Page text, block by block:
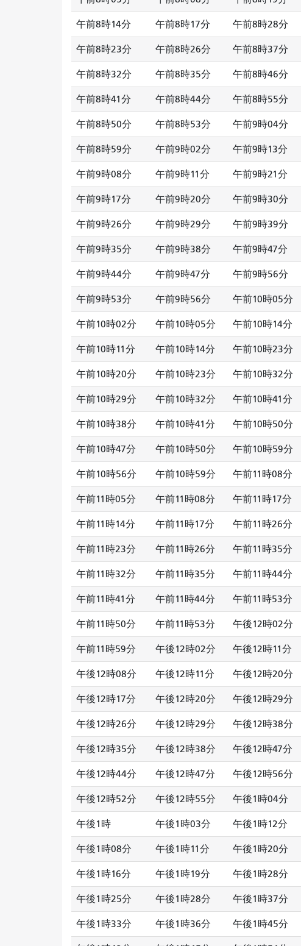
午前8時14分 午前8時17分 午前8時28分
午前8時23分 午前8時26分 午前8時37分
午前8時32分 午前8時35分 午前8時46分
午前8時41分 午前8時44分 午前8時55分
午前8時50分 午前8時53分 午前9時04分
午前8時59分 午前9時02分 午前9時13分
午前9時08分 午前9時11分 午前9時21分
午前9時17分 午前9時20分 午前9時30分
午前9時26分 午前9時29分 午前9時39分
午前9時35分 午前9時38分 午前9時47分
午前9時44分 午前9時47分 午前9時56分
午前9時53分 午前9時56分 午前10時05分
午前10時02分 午前10時05分 午前10時14分
午前10時11分 午前10時14分 午前10時23分
午前10時20分 午前10時23分 午前10時32分
午前10時29分 午前10時32分 午前10時41分
午前10時38分 午前10時41分 午前10時50分
午前10時47分 午前10時50分 午前10時59分
午前10時56分 午前10時59分 午前11時08分
午前11時05分 午前11時08分 午前11時17分
午前11時14分 午前11時17分 午前11時26分
午前11時23分 午前11時26分 午前11時35分
午前11時32分 午前11時35分 午前11時44分
午前11時41分 午前11時44分 午前11時53分
午前11時50分 午前11時53分 午後12時02分
午前11時59分 午後12時02分 午後12時11分
午後12時08分 午後12時11分 午後12時20分
午後12時17分 午後12時20分 午後12時29分
午後12時26分 午後12時29分 午後12時38分
午後12時35分 午後12時38分 午後12時47分
午後12時44分 午後12時47分 午後12時56分
午後12時52分 午後12時55分 午後1時04分
午後1時 午後1時03分 午後1時12分
午後1時08分 午後1時11分 午後1時20分
午後1時16分 午後1時19分 午後1時28分
午後1時25分 午後1時28分 午後1時37分
午後1時33分 午後1時36分 午後1時45分